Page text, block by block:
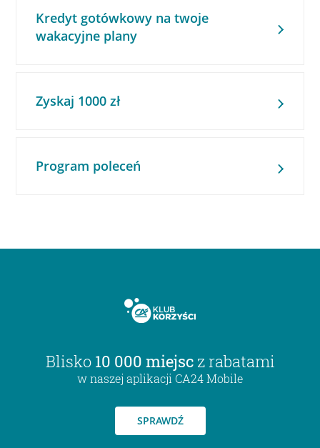
Kredyt gotówkowy na twoje
wakacyjne plany
Zyskaj 1000 zł
Program poleceń
Blisko 10 000 miejsc z rabatami
w naszej aplikacji CA24 Mobile
SPRAWDŹ